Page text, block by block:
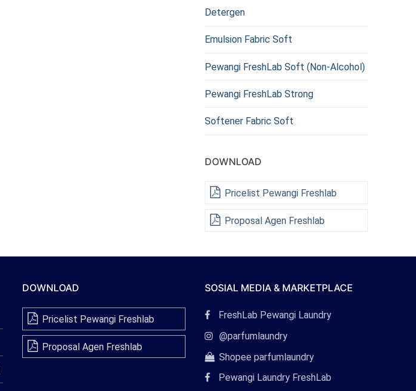
Detergen
Emulsion Fabric Soft
Pewangi FreshLab Soft (Non-Alcohol)
Pewangi FreshLab Strong
Softener Fabric Soft
DOWNLOAD
Pricelist Pewangi Freshlab
Proposal Agen Freshlab
DOWNLOAD
Pricelist Pewangi Freshlab
Proposal Agen Freshlab
SOSIAL MEDIA & MARKETPLACE
Tautan
Facebook
FreshLab Pewangi Laundry
Tautan
Instagram
@parfumlaundry
Tautan
Shopee
Shopee parfumlaundry
Pewangi Laundry FreshLab